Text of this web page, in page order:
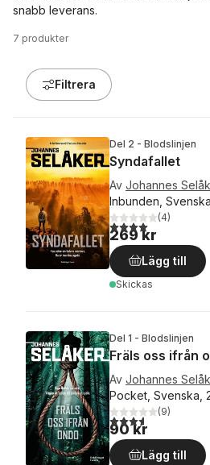
snabb leverans.
7 produkter
Filtrera
Del 2 - Blodslinjen
Syndafallet
Av Johannes
Inbunden,
4,0utav 5 stjärnor.
(4)
269 kr
Lägg till
Skickas
Del 1 - Blodslinjen
Fräls oss ifrån
Av Johannes
Pocket, Svenska,
3,6utav 5 stjärnor.
(9)
90 kr
Lägg till